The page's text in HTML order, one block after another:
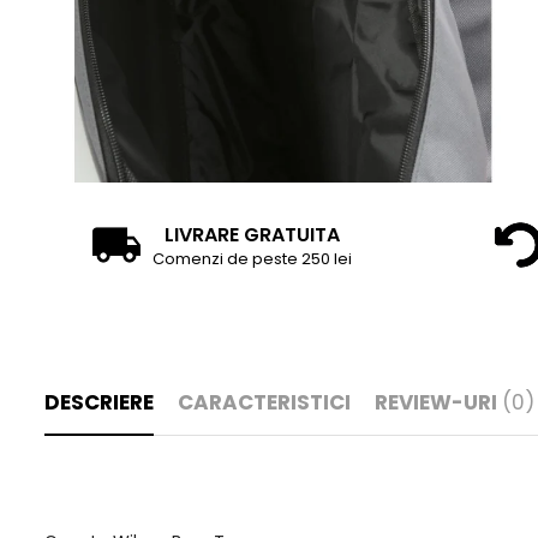
LIVRARE GRATUITA
Comenzi de peste 250 lei
DESCRIERE CARACTERISTICI REVIEW-URI (0)